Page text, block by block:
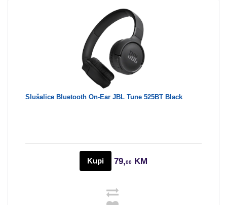
Slušalice Bluetooth On-Ear JBL Tune 525BT Black
Kupi 79,00 KM